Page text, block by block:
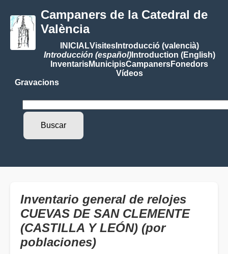
Campaners de la Catedral de
València
INICIALVisitesIntroducció (valencià)
Introducción (español)Introduction (English)
InventarisMunicipisCampanersFonedors
Vídeos
Gravacions
Inventario general de relojes
CUEVAS DE SAN CLEMENTE
(CASTILLA Y LEÓN) (por
poblaciones)